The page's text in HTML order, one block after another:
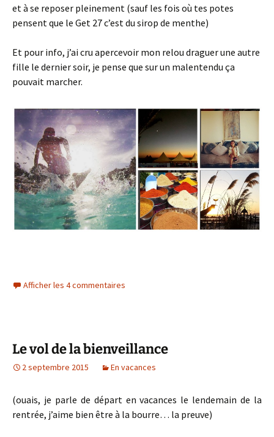
et à se reposer pleinement (sauf les fois où tes potes
pensent que le Get 27 c’est du sirop de menthe)
Et pour info, j’ai cru apercevoir mon relou draguer une autre
fille le dernier soir, je pense que sur un malentendu ça
pouvait marcher.
Afficher les 4 commentaires
Le vol de la bienveillance
2 septembre 2015 En vacances
(ouais, je parle de départ en vacances le lendemain de la
rentrée, j’aime bien être à la bourre… la preuve)